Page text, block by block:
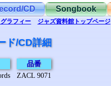
CD Songbook
ラフィー ジャズ資料館トップページ
ド/CD詳細
品番
ZACL 9071